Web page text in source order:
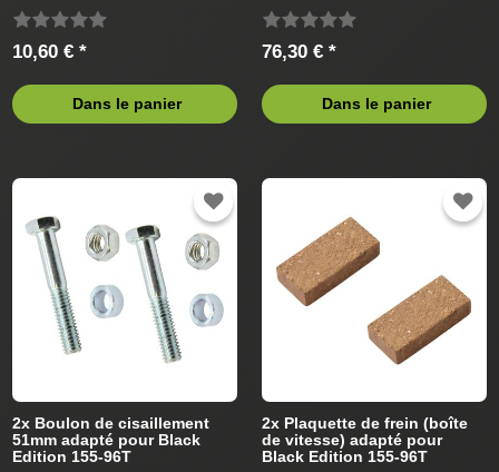
de pelouse
10,60 € *
Dans le panier
76,30 € *
Dans le panier
2x Boulon de cisaillement
51mm adapté pour Black
Edition 155-96T
2x Plaquette de frein (boîte
de vitesse) adapté pour
Black Edition 155-96T